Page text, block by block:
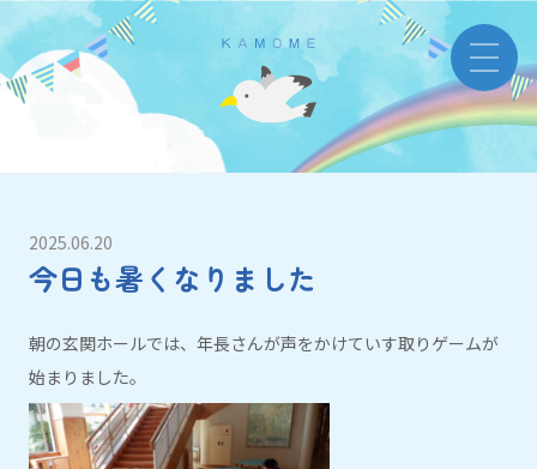
2025.06.20
今日も暑くなりました
朝の玄関ホールでは、年長さんが声をかけていす取りゲームが
始まりました。